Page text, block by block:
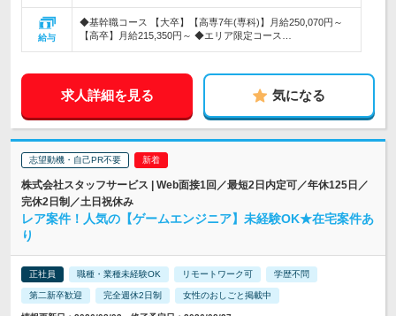
給与
◆基幹職コース 【大卒】【高専7年(専科)】月給250,070円～
【高卒】月給215,350円～ ◆エリア限定コース…
求人詳細を見る 気になる
志望動機・自己PR不要
株式会社スタッフサービス | Web面接1回／最短2日内定可／年休125日／
完休2日制／土日祝休み
レア案件！人気の【ゲームエンジニア】未経験OK★在宅案件あ
り
正社員 職種・業種未経験OK リモートワーク可 学歴不問
第二新卒歓迎 完全週休2日制 女性のおしごと掲載中